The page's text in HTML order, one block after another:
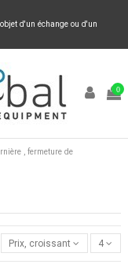
d'un échange ou d'un
0
, fermeture de
Prix, croissant 4